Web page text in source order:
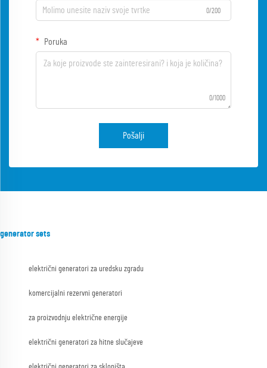
0/200
Poruka
0/1000
Pošalji
generator sets
električni generatori za uredsku zgradu
komercijalni rezervni generatori
za proizvodnju električne energije
električni generatori za hitne slučajeve